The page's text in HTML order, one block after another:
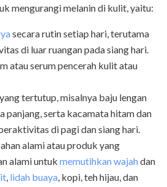
mengurangi melanin di kulit, yaitu:
secara rutin setiap hari, terutama
di luar ruangan pada siang hari.
atau serum pencerah kulit atau
tertutup, misalnya baju lengan
panjang, serta kacamata hitam dan
di pagi dan siang hari.
alami atau produk yang
alami untuk memutihkan wajahdan
, lidah buaya, kopi, teh hijau, dan